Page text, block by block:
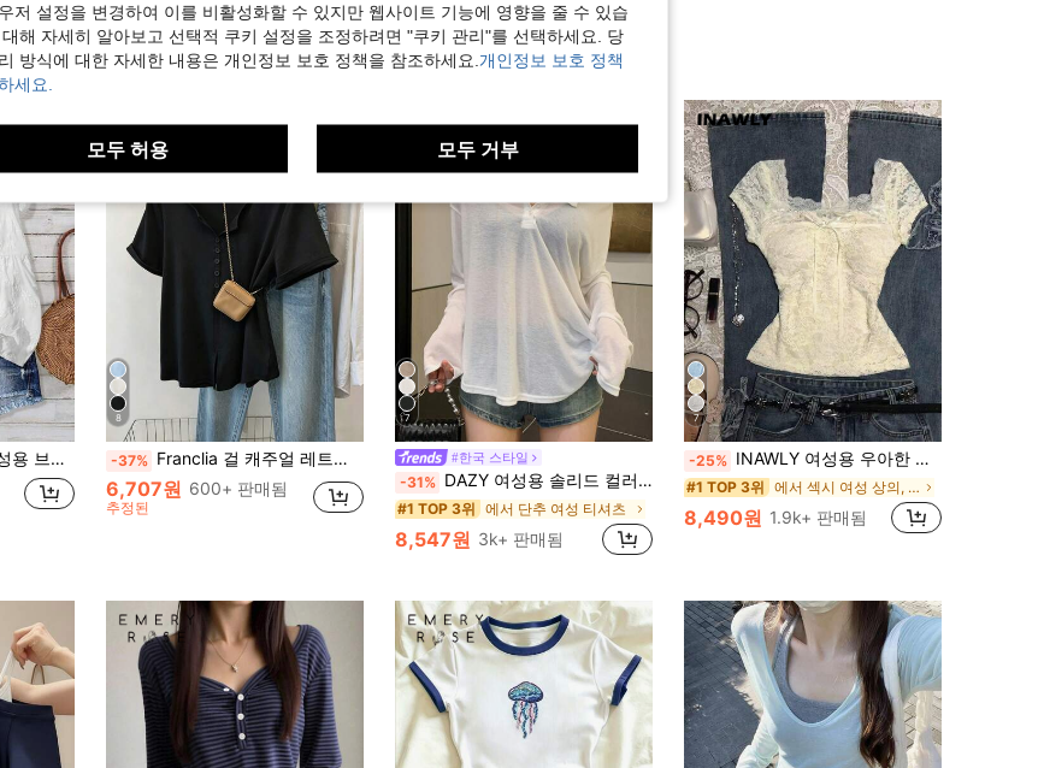
라우스, 리조트 웨어
8
-37% Franclia 걸 캐주얼 레트로 미니멀리스트 모리 걸 통근 버튼 반팔 티셔츠
6,707원 600+ 판매됨
추정된
7
#한국 스타일
-31% DAZY 여성용 솔리드 컬러 드롭 숄더 티셔츠 시스루 긴팔 여성 상의, 가을 여성 의류 수영복 커버업
#1 TOP 3위 에서 단추 여성 티셔츠
8,547원 3k+ 판매됨
7
-25% INAWLY 여성용 우아한 솔리드 컬러 레이스 탑 리본 장식, 여름
#1 TOP 3위 에서 섹시 여성 상의, 블라우스 & 티
8,490원 1.9k+ 판매됨
저 설정을 변경하여 이를 비활성화할 수 있지만 웹사이트 기능에 영향을 줄 수 있습
해 자세히 알아보고 선택적 쿠키 설정을 조정하려면 "쿠키 관리"를 선택하세요. 당
방식에 대한 자세한 내용은 개인정보 보호 정책을 참조하세요. 개인정보 보호 정책
세요.
모두 허용 모두 거부